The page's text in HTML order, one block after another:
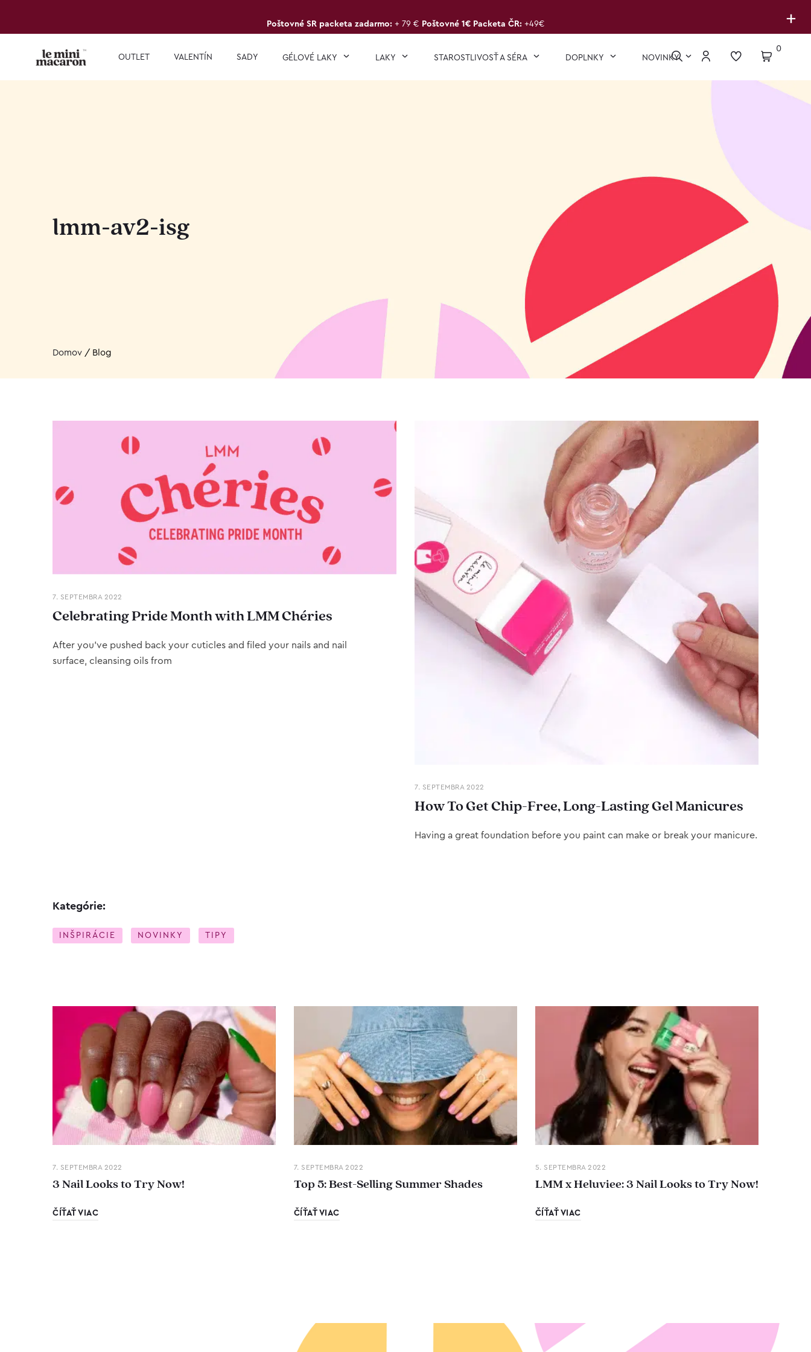
+
Poštovné SR packeta zadarmo: + 79 € Poštovné 1€ Packeta ČR: +49€
OUTLET VALENTÍN SADY GÉLOVÉ LAKY LAKY STAROSTLIVOSŤ A SÉRA DOPLNKY NOVINKY
0
lmm-av2-isg
Domov / Blog
7. SEPTEMBRA 2022
Celebrating Pride Month with LMM Chéries
After you’ve pushed back your cuticles and filed your nails and nail
surface, cleansing oils from
7. SEPTEMBRA 2022
How To Get Chip-Free, Long-Lasting Gel Manicures
Having a great foundation before you paint can make or break your manicure.
Kategórie:
INŠPIRÁCIE NOVINKY TIPY
7. SEPTEMBRA 2022
3 Nail Looks to Try Now!
ČÍŤAŤ VIAC
7. SEPTEMBRA 2022
Top 5: Best-Selling Summer Shades
ČÍŤAŤ VIAC
5. SEPTEMBRA 2022
LMM x Heluviee: 3 Nail Looks to Try Now!
ČÍŤAŤ VIAC